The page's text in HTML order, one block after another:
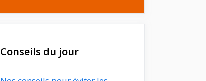
Conseils du jour